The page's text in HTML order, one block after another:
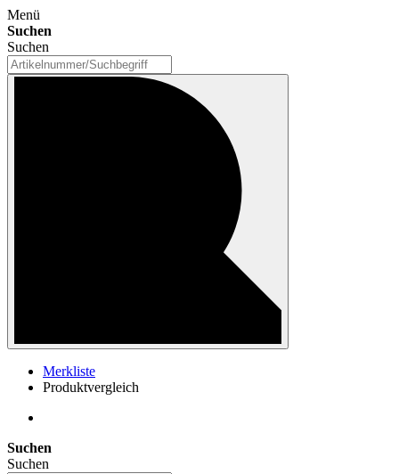
Menü
Suchen
Suchen
Merkliste
Produktvergleich
Suchen
Suchen